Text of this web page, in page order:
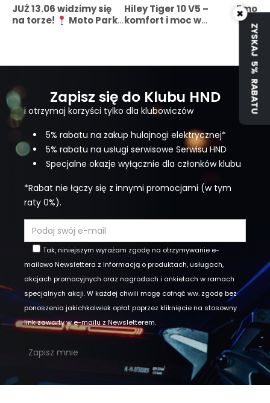
JUŻ 13.06 widzimy się
na torze!
Moto Park
Hiley Tiger 10 V5 –
komfort i moc w
Tiger
Zapisz się do Klubu HND
i otrzymaj korzyści tylko dla klubowiczów
5% rabatu na zakup hulajnogi elektrycznej*
5% rabatu na usługi serwisowe Serwisu HND
Specjalne okazje wyłącznie dla członków klubu
*Rabat nie łączy się z innymi promocjami (w tym
raty 0%).
Tak, niniejszym wyrażam zgodę na otrzymywanie e-
mailowo Newslettera z informacją o produktach, usługach,
akcjach promocyjnych oraz nagrodach i ankietach w ramach
specjalnych akcji. W każdej chwili mogę cofnąć ww. zgodę bez
ponoszenia jakichkolwiek opłat poprzez kliknięcie na stosowny
link zawarty w e-mailu z Newsletterem.
×
ZYSKAJ 5% RABATU